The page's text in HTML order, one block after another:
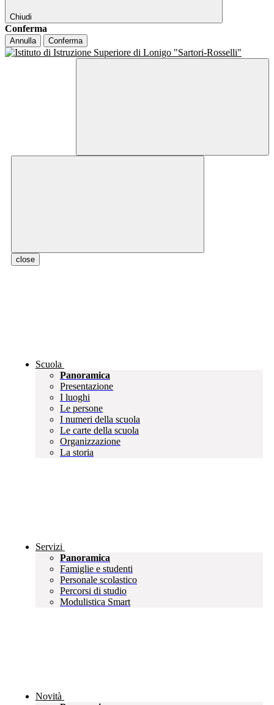
Chiudi
Conferma
Annulla Conferma
close
Scuola
Panoramica
Presentazione
I luoghi
Le persone
I numeri della scuola
Le carte della scuola
Organizzazione
La storia
Servizi
Panoramica
Famiglie e studenti
Personale scolastico
Percorsi di studio
Modulistica Smart
Novità